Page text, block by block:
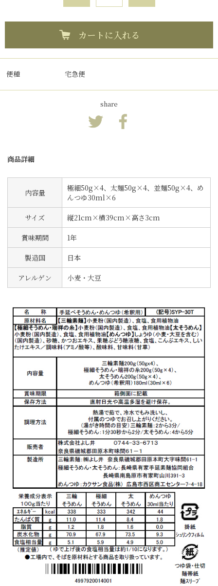
カートに入れる
便種 宅急便
share
商品詳細
内容量
極細50g×4、太麺50g×4、並麺50g×4、め
んつゆ30ml×6
サイズ 縦21cm×横39cm×高さ3cm
賞味期間 1年
製造国 日本
アレルゲン 小麦・大豆